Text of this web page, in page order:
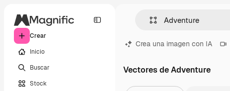
Crear
Inicio
Buscar
Stock
Crea una imagen con IA
Vectores de Adventure